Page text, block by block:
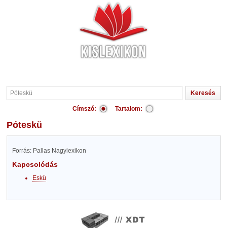
Címszó: Tartalom:
Póteskü
Forrás: Pallas Nagylexikon
Kapcsolódás
Eskü